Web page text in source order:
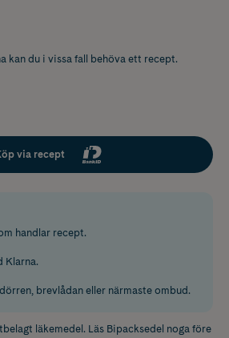
kan du i vissa fall behöva ett recept.
via recept
handlar recept.
Klarna.
brevlådan eller närmaste ombud.
läkemedel. Läs Bipacksedel noga före